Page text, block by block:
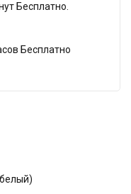
Бесплатно.
Бесплатно